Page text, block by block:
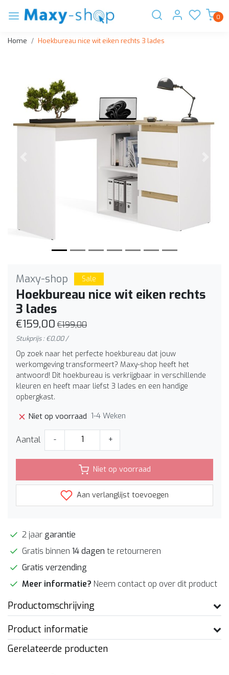
0
Home Hoekbureau nice wit eiken rechts 3 lades
Maxy-shop Sale
Hoekbureau nice wit eiken rechts
3 lades
€159,00 €199,00
Stukprijs : €0,00 /
Op zoek naar het perfecte hoekbureau dat jouw
werkomgeving transformeert? Maxy-shop heeft het
antwoord! Dit hoekbureau is verkrijgbaar in verschillende
kleuren en heeft maar liefst 3 lades en een handige
opbergkast.
Niet op voorraad 1-4 Weken
Aantal - +
Niet op voorraad
Aan verlanglijst toevoegen
2 jaar garantie
Gratis binnen 14 dagen te retourneren
Gratis verzending
Meer informatie? Neem contact op over dit product
Productomschrijving
Product informatie
Gerelateerde producten